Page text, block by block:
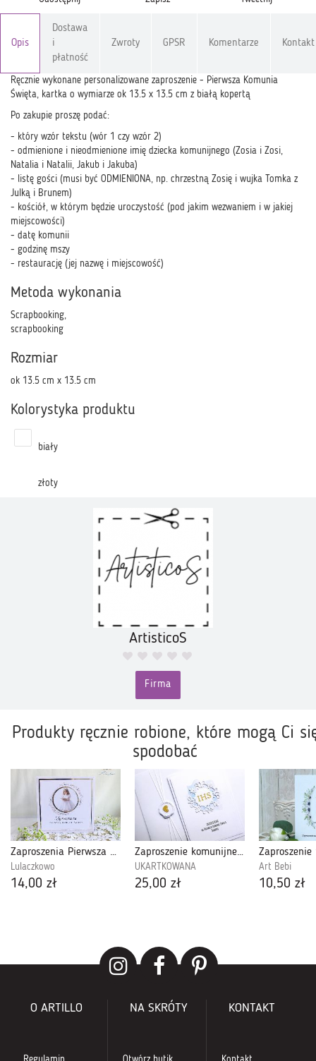
Opis
Dostawa
i
płatność
Zwroty GPSR Komentarze Kontakt
Ręcznie wykonane personalizowane zaproszenie - Pierwsza Komunia
Święta, kartka o wymiarze ok 13.5 x 13.5 cm z białą kopertą
Po zakupie proszę podać:
- który wzór tekstu (wór 1 czy wzór 2)
- odmienione i nieodmienione imię dziecka komunijnego (Zosia i Zosi,
Natalia i Natalii, Jakub i Jakuba)
- listę gości (musi być ODMIENIONA, np. chrzestną Zosię i wujka Tomka z
Julką i Brunem)
- kościół, w którym będzie uroczystość (pod jakim wezwaniem i w jakiej
miejscowości)
- datę komunii
- godzinę mszy
- restaurację (jej nazwę i miejscowość)
Metoda wykonania
Scrapbooking,
scrapbooking
Rozmiar
ok 13.5 cm x 13.5 cm
Kolorystyka produktu
biały
złoty
ArtisticoS
Firma
Produkty ręcznie robione, które mogą Ci
spodobać
Zaproszenia Pierwsza Komunia "LilyFlowerGirl"
Lulaczkowo
14,00 zł
Zaproszenie komunijne skromne ręcznie robione
UKARTKOWANA
25,00 zł
Art Bebi
10,50 zł
O ARTILLO NA SKRÓTY KONTAKT